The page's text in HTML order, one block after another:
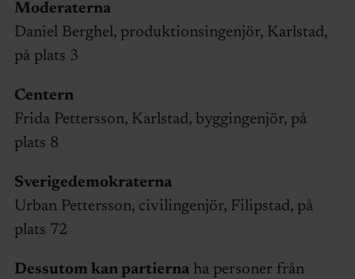
Moderaterna
Daniel Berghel, produktionsingenjör, Karlstad,
på plats 3
Centern
Frida Pettersson, Karlstad, byggingenjör, på
plats 8
Sverigedemokraterna
Urban Pettersson, civilingenjör, Filipstad, på
plats 72
Dessutom kan partiernaha personer från